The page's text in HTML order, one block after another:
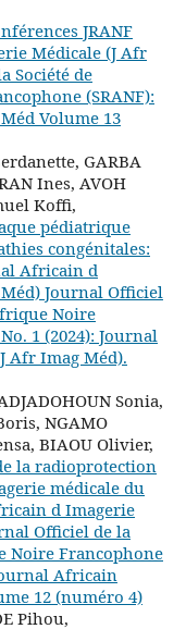
JRANF
Médicale (J Afr
Société de
(SRANF):
Volume 13
GARBA
Ines, AVOH
Koffi,
pédiatrique
congénitales:
Africain d
Journal Officiel
Noire
1 (2024): Journal
Afr Imag Méd).
Sonia,
NGAMO
BIAOU Olivier,
la radioprotection
médicale du
d Imagerie
Officiel de la
Noire Francophone
Africain
12 (numéro 4)
Pihou,